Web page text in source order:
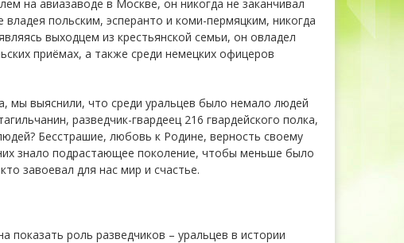
на авиазаводе в Москве, он никогда не заканчивал
польским, эсперанто и коми-пермяцким, никогда
выходцем из крестьянской семьи, он овладел
приёмах, а также среди немецких офицеров
мы выяснили, что среди уральцев было немало людей
разведчик-гвардеец 216 гвардейского полка,
Бесстрашие, любовь к Родине, верность своему
знало подрастающее поколение, чтобы меньше было
завоевал для нас мир и счастье.
роль разведчиков – уральцев в истории